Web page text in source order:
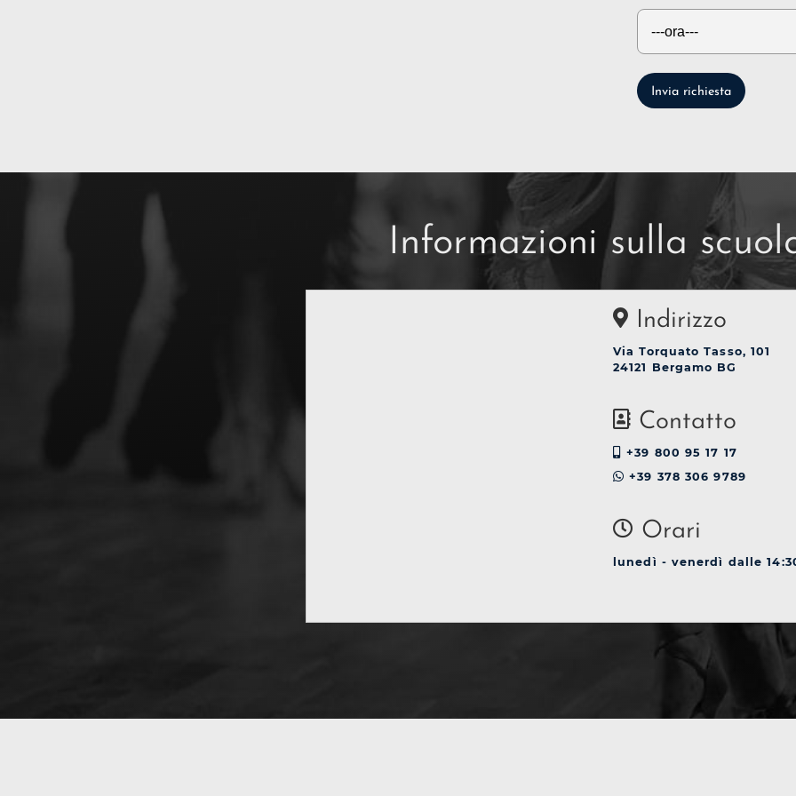
Invia richiesta
Informazioni sulla
Indirizzo
Via Torquato Tasso, 101
24121 Bergamo BG
Contatto
+39 800 95 17 17
+39 378 306 9789
Orari
lunedì - venerdì dalle